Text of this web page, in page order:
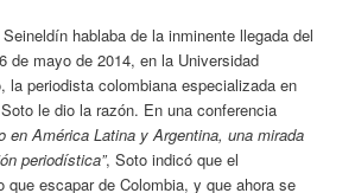
hablaba de la inminente llegada del
de mayo de 2014, en la Universidad
la periodista colombiana especializada en
le dio la razón. En una conferencia
en América Latina y Argentina, una mirada
periodística”, Soto indicó que el
que escapar de Colombia, y que ahora se